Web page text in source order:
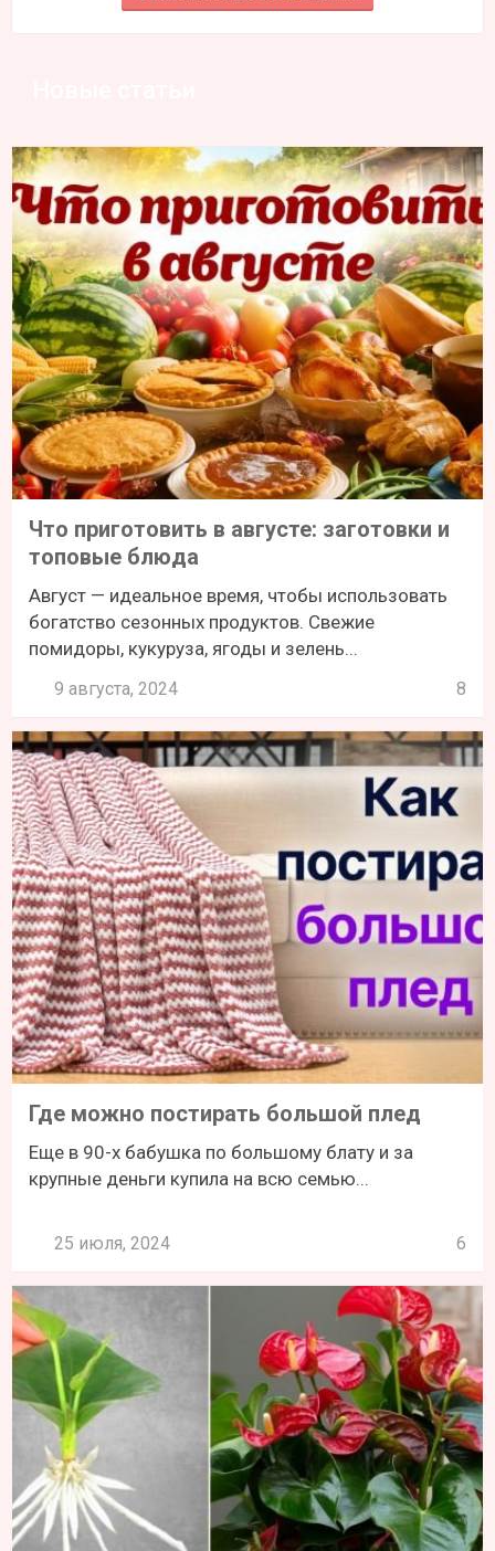
Что приготовить в августе: заготовки и
топовые блюда
Август — идеальное время, чтобы использовать
богатство сезонных продуктов. Свежие
помидоры, кукуруза, ягоды и зелень...
9 августа, 2024 8
Где можно постирать большой плед
Еще в 90-х бабушка по большому блату и за
крупные деньги купила на всю семью...
25 июля, 2024 6